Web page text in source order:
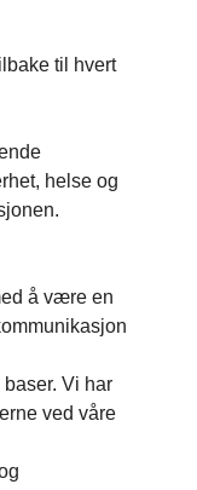
til hvert
helse og
å være en
Vi har
ved våre